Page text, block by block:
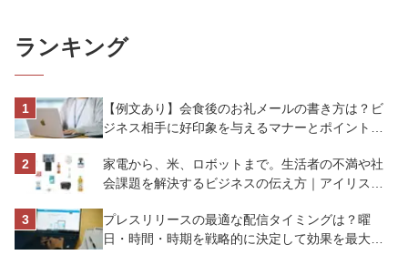
ランキング
【例文あり】会食後のお礼メールの書き方は？ビ
ジネス相手に好印象を与えるマナーとポイントを
家電から、米、ロボットまで。生活者の不満や社
会課題を解決するビジネスの伝え方｜アイリスオ
プレスリリースの最適な配信タイミングは？曜
日・時間・時期を戦略的に決定して効果を最大化